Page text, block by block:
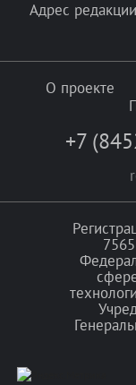
Адрес
О проекте
+7